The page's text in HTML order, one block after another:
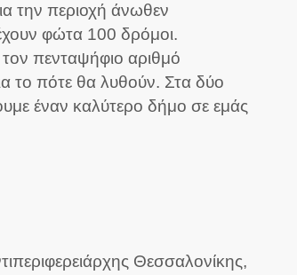
την περιοχή άνωθεν
φώτα 100 δρόμοι.
πενταψήφιο αριθμό
το πότε θα λυθούν. Στα δύο
έναν καλύτερο δήμο σε εμάς
Θεσσαλονίκης,